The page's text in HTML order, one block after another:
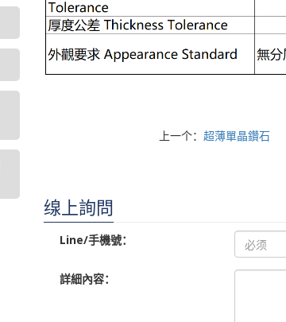
上一个：超薄單晶鑽石
缐上詢問
Line/手機號：
詳細內容：